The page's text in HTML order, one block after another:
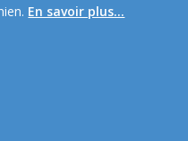
En savoir plus...